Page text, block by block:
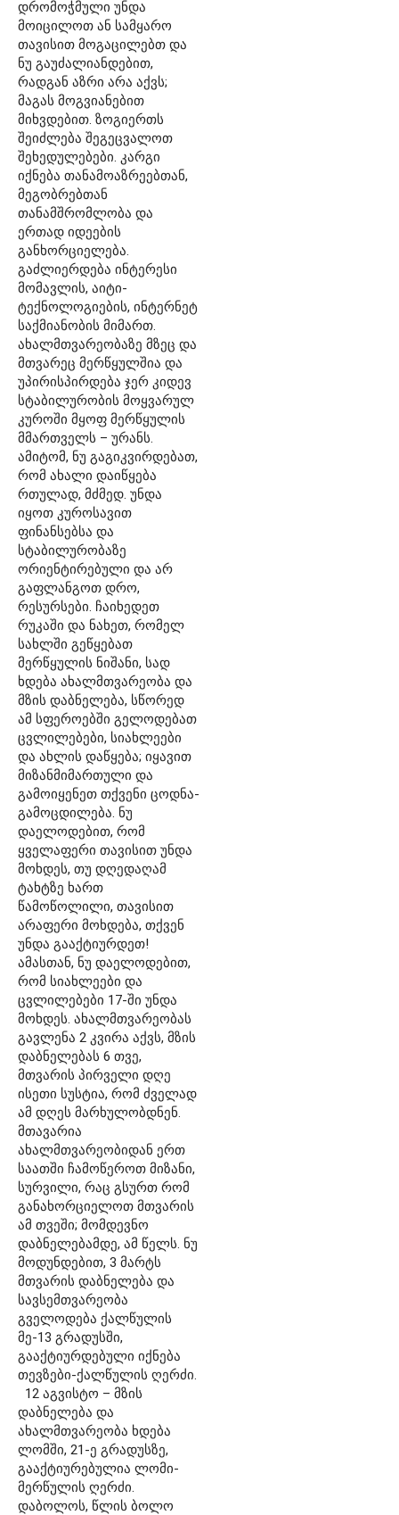
დრომოჭმული უნდა
მოიცილოთ ან სამყარო
თავისით მოგაცილებთ და
ნუ გაუძალიანდებით,
რადგან აზრი არა აქვს;
მაგას მოგვიანებით
მიხვდებით. ზოგიერთს
შეიძლება შეგეცვალოთ
შეხედულებები. კარგი
იქნება თანამოაზრეებთან,
მეგობრებთან
თანამშრომლობა და
ერთად იდეების
განხორციელება.
გაძლიერდება ინტერესი
მომავლის, აიტი-
ტექნოლოგიების, ინტერნეტ
საქმიანობის მიმართ.
ახალმთვარეობაზე მზეც და
მთვარეც მერწყულშია და
უპირისპირდება ჯერ კიდევ
სტაბილურობის მოყვარულ
კუროში მყოფ მერწყულის
მმართველს – ურანს.
ამიტომ, ნუ გაგიკვირდებათ,
რომ ახალი დაიწყება
რთულად, მძმედ. უნდა
იყოთ კუროსავით
ფინანსებსა და
სტაბილურობაზე
ორიენტირებული და არ
გაფლანგოთ დრო,
რესურსები. ჩაიხედეთ
რუკაში და ნახეთ, რომელ
სახლში გეწყებათ
მერწყულის ნიშანი, სად
ხდება ახალმთვარეობა და
მზის დაბნელება, სწორედ
ამ სფეროებში გელოდებათ
ცვლილებები, სიახლეები
და ახლის დაწყება; იყავით
მიზანმიმართული და
გამოიყენეთ თქვენი ცოდნა-
გამოცდილება. ნუ
დაელოდებით, რომ
ყველაფერი თავისით უნდა
მოხდეს, თუ დღედაღამ
ტახტზე ხართ
წამოწოლილი, თავისით
არაფერი მოხდება, თქვენ
უნდა გააქტიურდეთ!
ამასთან, ნუ დაელოდებით,
რომ სიახლეები და
ცვლილებები 17-ში უნდა
მოხდეს. ახალმთვარეობას
გავლენა 2 კვირა აქვს, მზის
დაბნელებას 6 თვე,
მთვარის პირველი დღე
ისეთი სუსტია, რომ ძველად
ამ დღეს მარხულობდნენ.
მთავარია
ახალმთვარეობიდან ერთ
საათში ჩამოწეროთ მიზანი,
სურვილი, რაც გსურთ რომ
განახორციელოთ მთვარის
ამ თვეში; მომდევნო
დაბნელებამდე, ამ წელს. ნუ
მოდუნდებით, 3 მარტს
მთვარის დაბნელება და
სავსემთვარეობა
გველოდება ქალწულის
მე-13 გრადუსში,
გააქტიურდებული იქნება
თევზები-ქალწულის ღერძი.
12 აგვისტო – მზის
დაბნელება და
ახალმთვარეობა ხდება
ლომში, 21-ე გრადუსზე,
გააქტიურებულია ლომი-
მერწულის ღერძი.
დაბოლოს, წლის ბოლო